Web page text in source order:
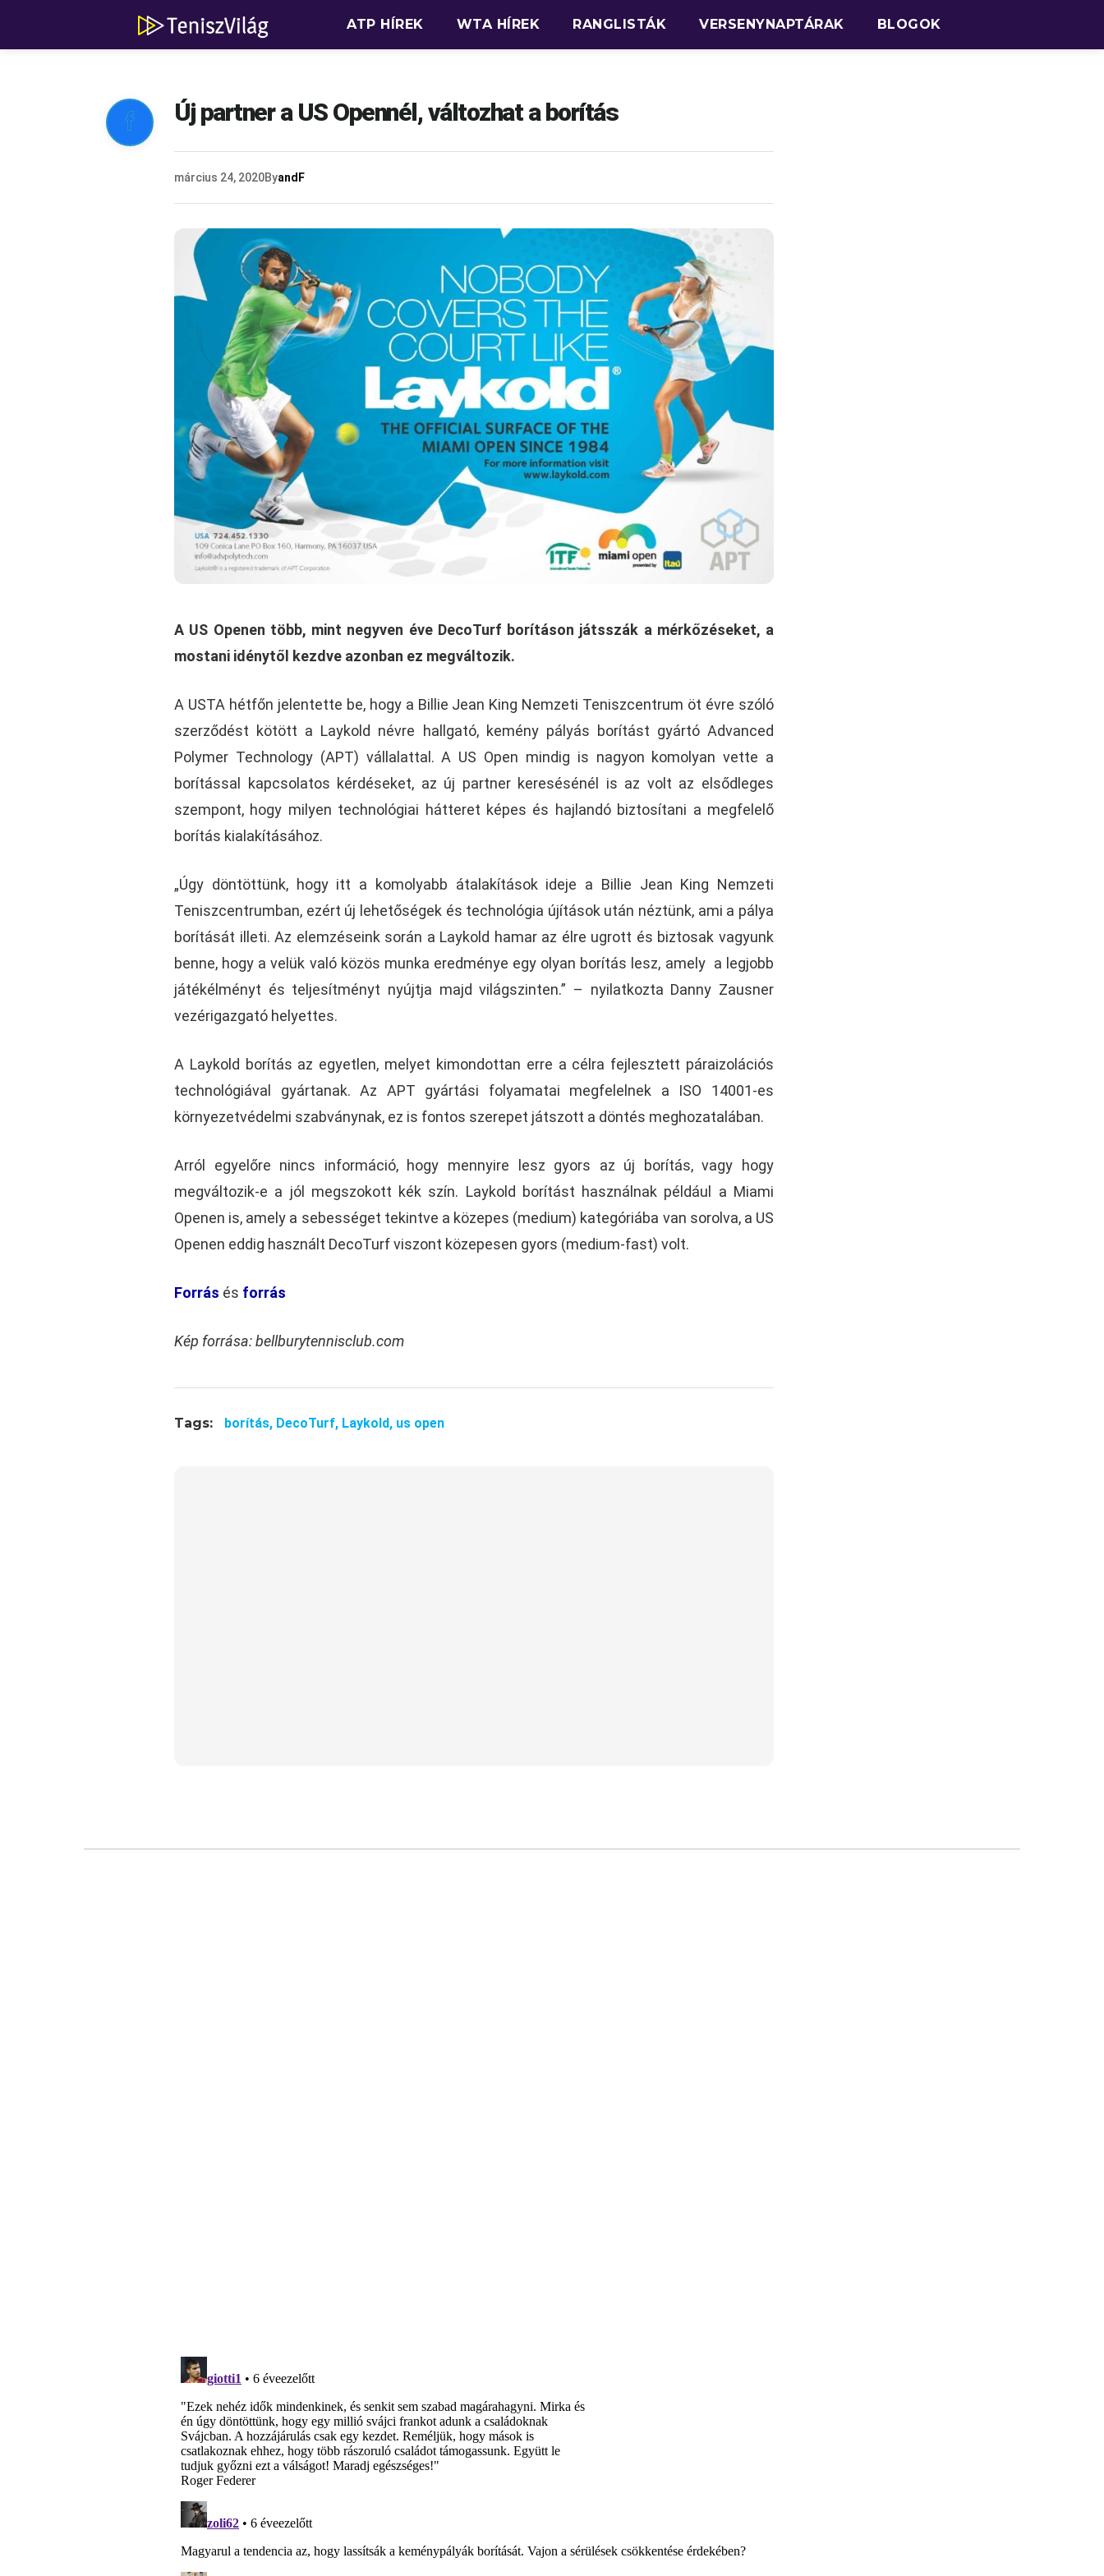
ATP HÍREK WTA HÍREK RANGLISTÁK VERSENYNAPTÁRAK BLOGOK
 Új partner a US Opennél, változhat a borítás
március 24, 2020ByandF
A US Openen több, mint negyven éve DecoTurf borításon játsszák a mérkőzéseket, a
mostani idénytől kezdve azonban ez megváltozik.
A USTA hétfőn jelentette be, hogy a Billie Jean King Nemzeti Teniszcentrum öt évre szóló
szerződést kötött a Laykold névre hallgató, kemény pályás borítást gyártó Advanced
Polymer Technology (APT) vállalattal. A US Open mindig is nagyon komolyan vette a
borítással kapcsolatos kérdéseket, az új partner keresésénél is az volt az elsődleges
szempont, hogy milyen technológiai hátteret képes és hajlandó biztosítani a megfelelő
borítás kialakításához.
„Úgy döntöttünk, hogy itt a komolyabb átalakítások ideje a Billie Jean King Nemzeti
Teniszcentrumban, ezért új lehetőségek és technológia újítások után néztünk, ami a pálya
borítását illeti. Az elemzéseink során a Laykold hamar az élre ugrott és biztosak vagyunk
benne, hogy a velük való közös munka eredménye egy olyan borítás lesz, amely a legjobb
játékélményt és teljesítményt nyújtja majd világszinten.” – nyilatkozta Danny Zausner
vezérigazgató helyettes.
A Laykold borítás az egyetlen, melyet kimondottan erre a célra fejlesztett páraizolációs
technológiával gyártanak. Az APT gyártási folyamatai megfelelnek a ISO 14001-es
környezetvédelmi szabványnak, ez is fontos szerepet játszott a döntés meghozatalában.
Arról egyelőre nincs információ, hogy mennyire lesz gyors az új borítás, vagy hogy
megváltozik-e a jól megszokott kék szín. Laykold borítást használnak például a Miami
Openen is, amely a sebességet tekintve a közepes (medium) kategóriába van sorolva, a US
Openen eddig használt DecoTurf viszont közepesen gyors (medium-fast) volt.
Forrás és forrás
Kép forrása: bellburytennisclub.com
Tags: borítás, DecoTurf, Laykold, us open